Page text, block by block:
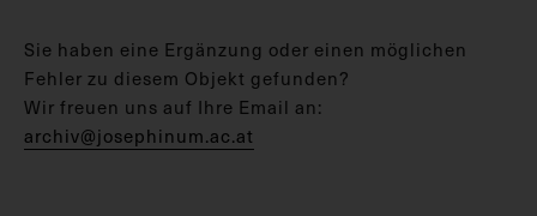
Sie haben eine Ergänzung oder einen möglichen
Fehler zu diesem Objekt gefunden?
Wir freuen uns auf Ihre Email an:
archiv@josephinum.ac.at